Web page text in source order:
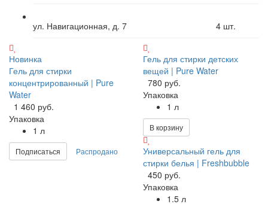
ул. Навигационная, д. 7 4 шт.
Новинка
Гель для стирки
концентрированный | Pure
Water
1 460 руб.
Упаковка
1 л
Подписаться Распродано
Гель для стирки детских
вещей | Pure Water
780 руб.
Упаковка
1 л
В корзину
Универсальный гель для
стирки белья | Freshbubble
450 руб.
Упаковка
1.5 л